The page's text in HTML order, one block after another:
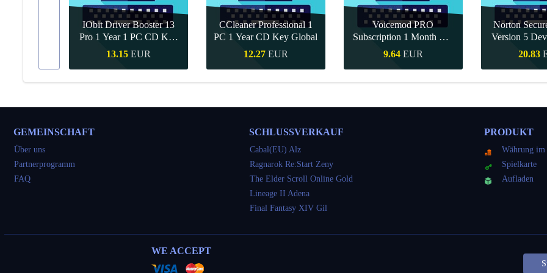
IObit Driver Booster 13
Pro 1 Year 1 PC CD Key
Global
13.15 EUR
Schnellkauf
CCleaner Professional 1
PC 1 Year CD Key Global
12.27 EUR
Schnellkauf
Voicemod PRO
Subscription 1 Month CD
Key Global
9.64 EUR
Schnellkauf
Norton
Version 5
CD
20.83
GEMEINSCHAFT
Über uns
Partnerprogramm
FAQ
SCHLUSSVERKAUF
Cabal(EU) Alz
Ragnarok Re:Start Zeny
The Elder Scroll Online Gold
Lineage II Adena
Final Fantasy XIV Gil
PRODUKT
Währung im
Spielkarte
Aufladen
WE ACCEPT